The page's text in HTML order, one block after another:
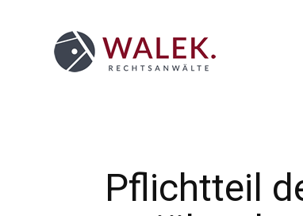
Pflichtteil